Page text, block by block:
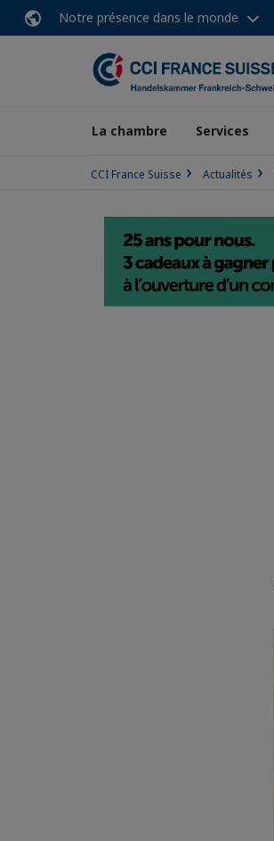
Notre présence dans le monde
La chambre Services
CCI France Suisse Actualités